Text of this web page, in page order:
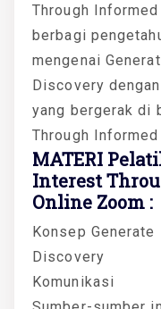
Through
berbagi
mengenai
Discovery
yang bergerak di
Through
MATERI
Interest
Online Zoom :
Konsep
Discovery
Komunikasi